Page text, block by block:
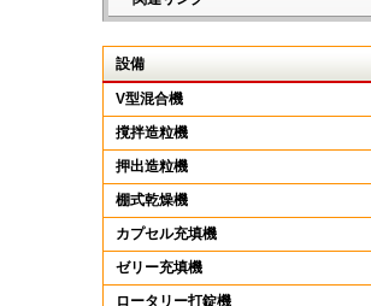
設備
V型混合機
撹拌造粒機
押出造粒機
棚式乾燥機
カプセル充填機
ゼリー充填機
ロータリー打錠機